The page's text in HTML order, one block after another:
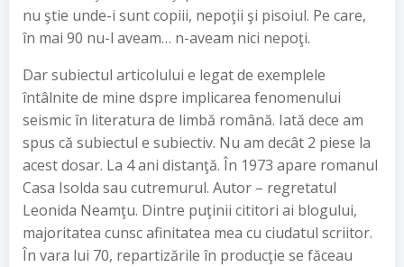
nu ştie unde-i sunt copiii, nepoţii şi pisoiul. Pe care,
în mai 90 nu-l aveam… n-aveam nici nepoţi.
Dar subiectul articolului e legat de exemplele
întâlnite de mine dspre implicarea fenomenului
seismic în literatura de limbă română. Iată dece am
spus că subiectul e subiectiv. Nu am decât 2 piese la
acest dosar. La 4 ani distanţă. În 1973 apare romanul
Casa Isolda sau cutremurul. Autor – regretatul
Leonida Neamţu. Dintre puţinii cititori ai blogului,
majoritatea cunsc afinitatea mea cu ciudatul scriitor.
În vara lui 70, repartizările în producţie se făceau